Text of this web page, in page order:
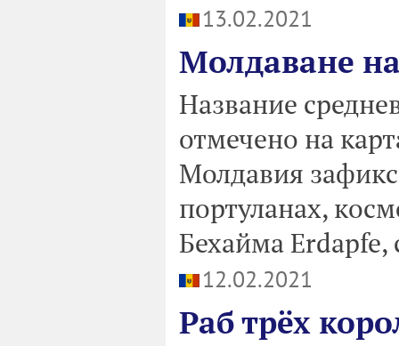
13.02.2021
Молдаване
Название
отмечено на
Молдавия
портуланах,
Бехайма Erdapfe,
12.02.2021
Раб трёх